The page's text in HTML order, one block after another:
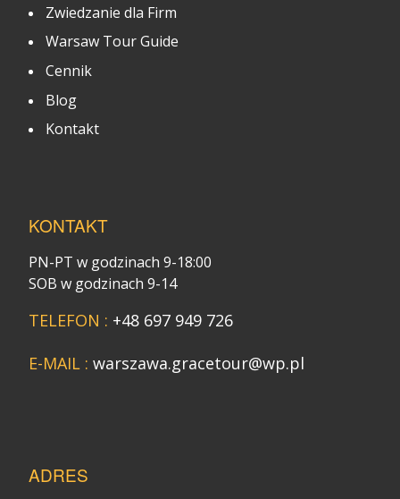
Zwiedzanie dla Firm
Warsaw Tour Guide
Cennik
Blog
Kontakt
KONTAKT
PN-PT w godzinach 9-18:00
SOB w godzinach 9-14
TELEFON : +48 697 949 726
E-MAIL : warszawa.gracetour@wp.pl
ADRES